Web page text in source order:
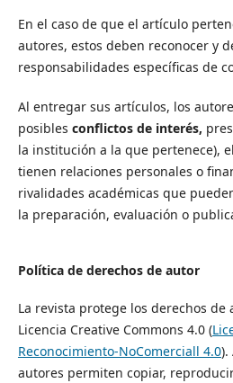
En el caso de que el artículo
autores, estos deben reconocer y
responsabilidades específicas de
Al entregar sus artículos, los
posibles conflictos de interés,
la institución a la que pertenece),
tienen relaciones personales o
rivalidades académicas que
la preparación, evaluación o
Política de derechos de autor
La revista protege los derechos de
Licencia Creative Commons 4.0 (
Reconocimiento-NoComerciall 4.0).
autores permiten copiar,